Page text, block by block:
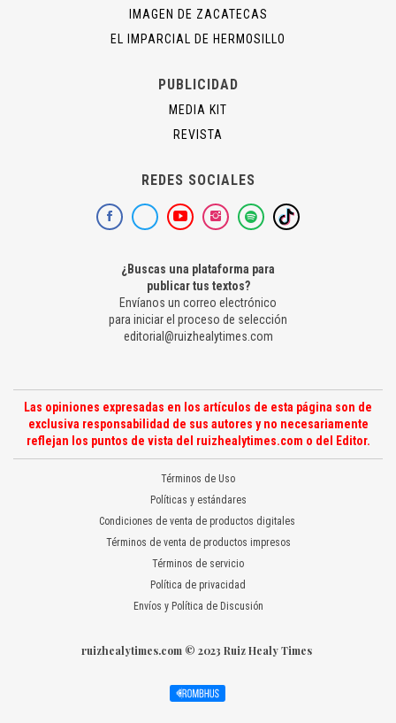
IMAGEN DE ZACATECAS
EL IMPARCIAL DE HERMOSILLO
PUBLICIDAD
MEDIA KIT
REVISTA
REDES SOCIALES
¿Buscas una plataforma para
publicar tus textos?
Envíanos un correo electrónico
para iniciar el proceso de selección
editorial@ruizhealytimes.com
Las opiniones expresadas en los artículos de esta página son de
exclusiva responsabilidad de sus autores y no necesariamente
reflejan los puntos de vista del ruizhealytimes.com o del Editor.
Términos de Uso
Políticas y estándares
Condiciones de venta de productos digitales
Términos de venta de productos impresos
Términos de servicio
Política de privacidad
Envíos y Política de Discusión
ruizhealytimes.com © 2023 Ruiz Healy Times